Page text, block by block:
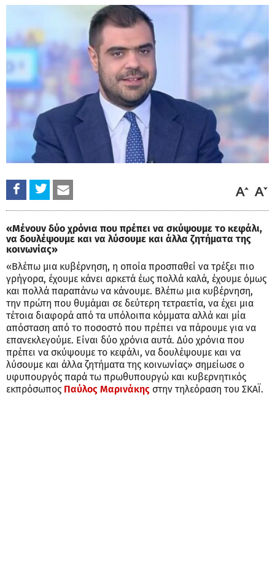
«Μένουν δύο χρόνια που πρέπει να σκύψουμε το κεφάλι,
να δουλέψουμε και να λύσουμε και άλλα ζητήματα της
κοινωνίας»
«Βλέπω μια κυβέρνηση, η οποία προσπαθεί να τρέξει πιο
γρήγορα, έχουμε κάνει αρκετά έως πολλά καλά, έχουμε όμως
και πολλά παραπάνω να κάνουμε. Βλέπω μια κυβέρνηση,
την πρώτη που θυμάμαι σε δεύτερη τετραετία, να έχει μια
τέτοια διαφορά από τα υπόλοιπα κόμματα αλλά και μία
απόσταση από το ποσοστό που πρέπει να πάρουμε για να
επανεκλεγούμε. Είναι δύο χρόνια αυτά. Δύο χρόνια που
πρέπει να σκύψουμε το κεφάλι, να δουλέψουμε και να
λύσουμε και άλλα ζητήματα της κοινωνίας» σημείωσε ο
υφυπουργός παρά τω πρωθυπουργώ και κυβερνητικός
εκπρόσωπος Παύλος Μαρινάκης στην τηλεόραση του ΣΚΑΪ.